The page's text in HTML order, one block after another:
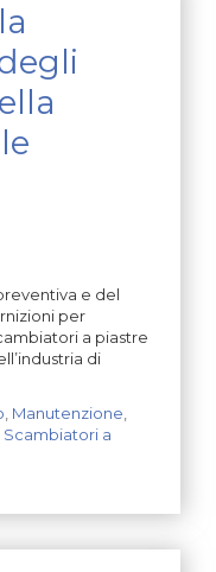
e del
per
a piastre
di
Manutenzione
Scambiatori a